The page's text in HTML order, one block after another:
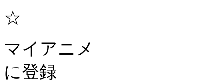
☆
マイアニメ
に登録